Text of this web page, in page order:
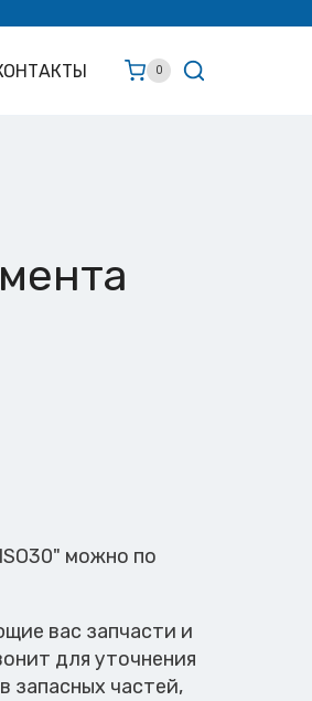
0
можно по
вас запчасти и
для уточнения
запасных частей,